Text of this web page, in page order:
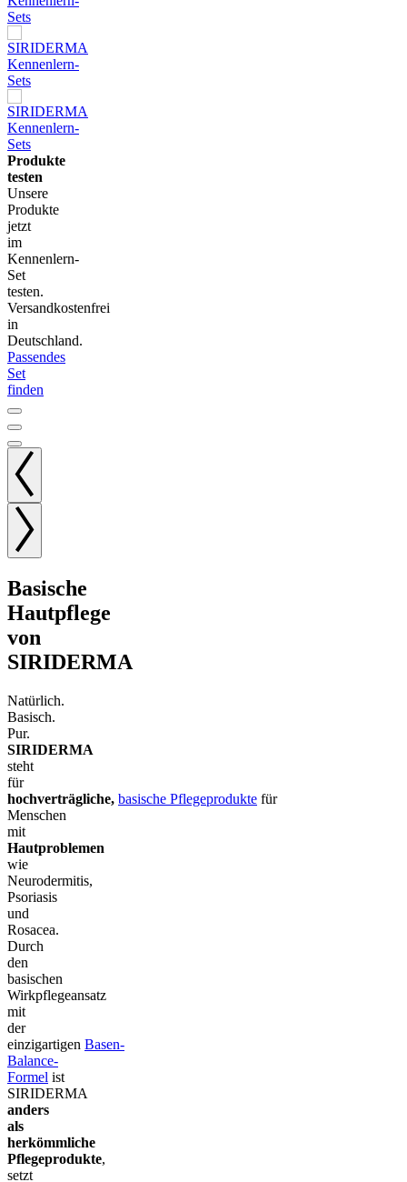
Produkte
testen
Unsere
Produkte
jetzt
im
Kennenlern-
Set
testen.
Versandkostenfrei
in
Deutschland.
Passendes
Set
finden
Basische
Hautpflege
von
SIRIDERMA
Natürlich.
Basisch.
Pur.
SIRIDERMA
steht
für
hochverträgliche, basische Pflegeprodukte für
Menschen
mit
Hautproblemen
wie
Neurodermitis,
Psoriasis
und
Rosacea.
Durch
den
basischen
Wirkpflegeansatz
mit
der
einzigartigen Basen-
Balance-
Formel ist
SIRIDERMA
anders
als
herkömmliche
Pflegeprodukte,
setzt